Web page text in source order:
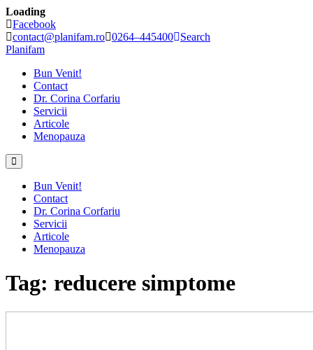
Loading
Skip
to
content
Facebook
contact@planifam.ro 0264–445400
Search
Planifam
Bun Venit!
Contact
Dr. Corina Corfariu
Servicii
Articole
Menopauza
Bun Venit!
Contact
Dr. Corina Corfariu
Servicii
Articole
Menopauza
Tag: reducere simptome